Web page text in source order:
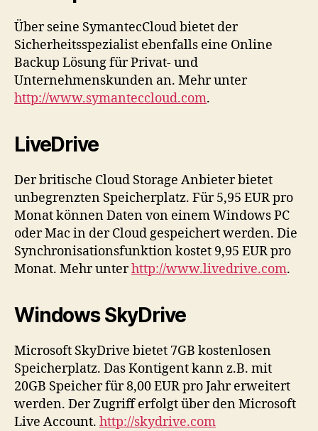
Über seine SymantecCloud bietet der
Sicherheitsspezialist ebenfalls eine Online
Backup Lösung für Privat- und
Unternehmenskunden an. Mehr unter
http://www.symanteccloud.com.
LiveDrive
Der britische Cloud Storage Anbieter bietet
unbegrenzten Speicherplatz. Für 5,95 EUR pro
Monat können Daten von einem Windows PC
oder Mac in der Cloud gespeichert werden. Die
Synchronisationsfunktion kostet 9,95 EUR pro
Monat. Mehr unterhttp://www.livedrive.com.
Windows SkyDrive
Microsoft SkyDrive bietet 7GB kostenlosen
Speicherplatz. Das Kontigent kann z.B. mit
20GB Speicher für 8,00 EUR pro Jahr erweitert
werden. Der Zugriff erfolgt über den Microsoft
Live Account. http://skydrive.com